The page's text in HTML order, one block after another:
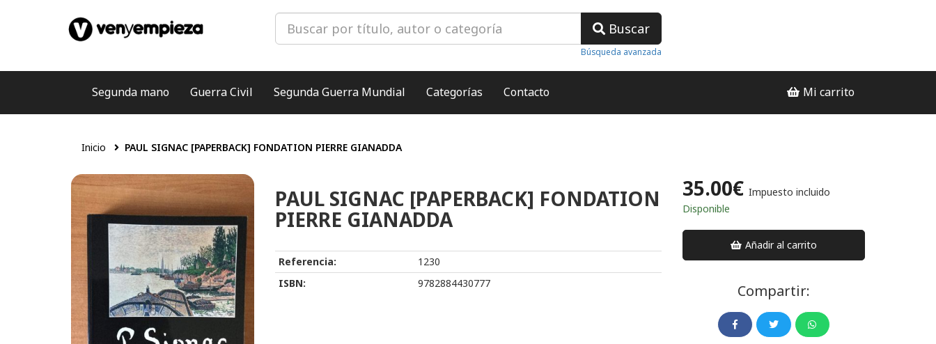
Buscar
Búsqueda avanzada
Segunda mano Guerra Civil Segunda Guerra Mundial Categorías Contacto Mi carrito
Inicio PAUL SIGNAC [PAPERBACK] FONDATION PIERRE GIANADDA
PAUL SIGNAC [PAPERBACK] FONDATION
PIERRE GIANADDA
Referencia:
1230
ISBN:
9782884430777
35.00€ Impuesto incluido
Disponible
Añadir al carrito
Compartir: